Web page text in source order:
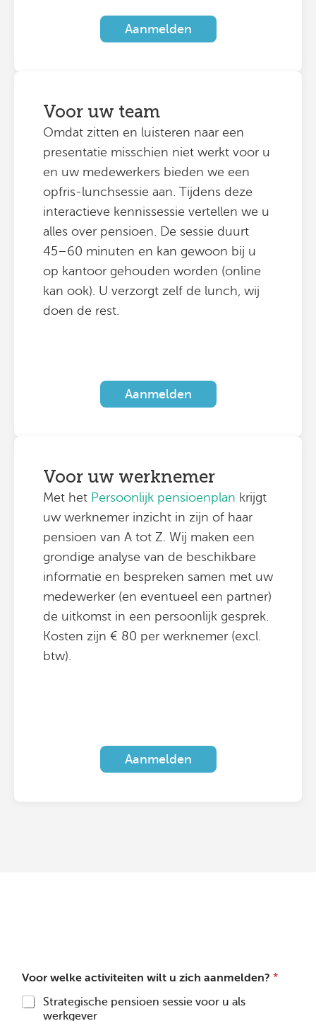
Aanmelden
Voor uw team
Omdat zitten en luisteren naar een
presentatie misschien niet werkt voor u
en uw medewerkers bieden we een
opfris-lunchsessie aan. Tijdens deze
interactieve kennissessie vertellen we u
alles over pensioen. De sessie duurt
45–60 minuten en kan gewoon bij u
op kantoor gehouden worden (online
kan ook). U verzorgt zelf de lunch, wij
doen de rest.
Aanmelden
Voor uw werknemer
Met het Persoonlijk pensioenplan krijgt
uw werknemer inzicht in zijn of haar
pensioen van A tot Z. Wij maken een
grondige analyse van de beschikbare
informatie en bespreken samen met uw
medewerker (en eventueel een partner)
de uitkomst in een persoonlijk gesprek.
Kosten zijn € 80 per werknemer (excl.
btw).
Aanmelden
Voor welke activiteiten wilt u zich aanmelden? *
Strategische pensioen sessie voor u als
werkgever